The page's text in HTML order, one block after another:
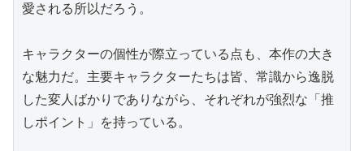
愛される所以だろう。
キャラクターの個性が際立っている点も、本作の大き
な魅力だ。主要キャラクターたちは皆、常識から逸脱
した変人ばかりでありながら、それぞれが強烈な「推
しポイント」を持っている。